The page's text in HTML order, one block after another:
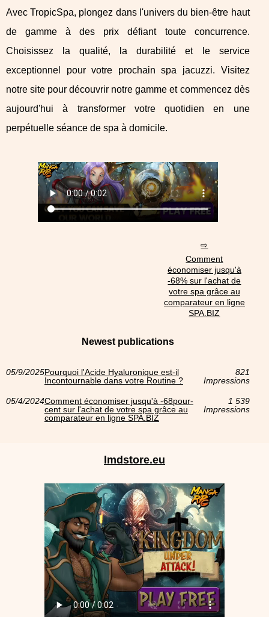
Avec TropicSpa, plongez dans l'univers du bien-être haut
de gamme à des prix défiant toute concurrence.
Choisissez la qualité, la durabilité et le service
exceptionnel pour votre prochain spa jacuzzi. Visitez
notre site pour découvrir notre gamme et commencez dès
aujourd'hui à transformer votre quotidien en une
perpétuelle séance de spa à domicile.
Comment
économiser jusqu'à
-68% sur l'achat de
votre spa grâce au
comparateur en ligne
SPA.BIZ
Newest publications
05/9/2025Pourquoi l'Acide Hyaluronique est-il
Incontournable dans votre Routine ?
821
Impressions
05/4/2024Comment économiser jusqu'à -68pour-
cent sur l'achat de votre spa grâce au
comparateur en ligne SPA.BIZ
1 539
Impressions
lmdstore.eu